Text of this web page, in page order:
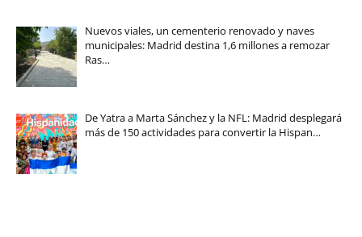
Nuevos viales, un cementerio renovado y naves
municipales: Madrid destina 1,6 millones a remozar
Ras…
De Yatra a Marta Sánchez y la NFL: Madrid desplegará
más de 150 actividades para convertir la Hispan…